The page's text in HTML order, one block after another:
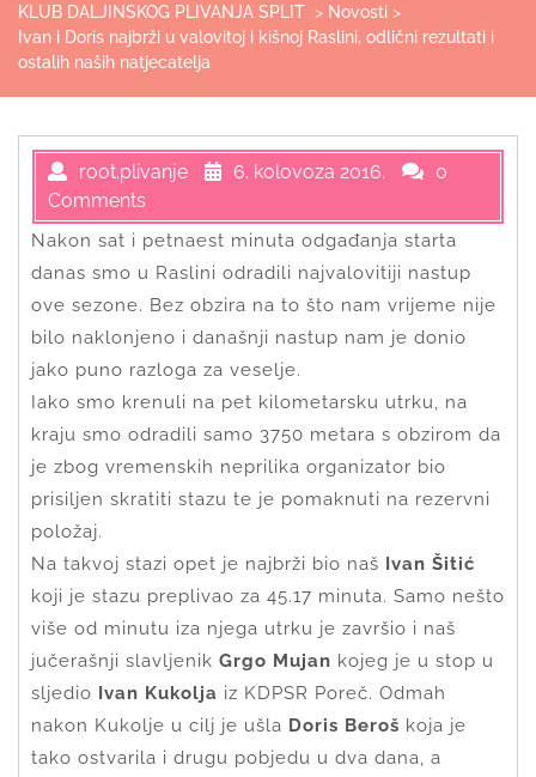
KLUB DALJINSKOG PLIVANJA SPLIT > Novosti >
Ivan i Doris najbrži u valovitoj i kišnoj Raslini, odlični rezultati i
ostalih naših natjecatelja
root.plivanje 6. kolovoza 2016.
0
Comments
Nakon sat i petnaest minuta odgađanja starta
danas smo u Raslini odradili najvalovitiji nastup
ove sezone. Bez obzira na to što nam vrijeme nije
bilo naklonjeno i današnji nastup nam je donio
jako puno razloga za veselje.
Iako smo krenuli na pet kilometarsku utrku, na
kraju smo odradili samo 3750 metara s obzirom da
je zbog vremenskih neprilika organizator bio
prisiljen skratiti stazu te je pomaknuti na rezervni
položaj.
Na takvoj stazi opet je najbrži bio naš Ivan Šitić
koji je stazu preplivao za 45.17 minuta. Samo nešto
više od minutu iza njega utrku je završio i naš
jučerašnji slavljenik Grgo Mujan kojeg je u stop u
sljedio Ivan Kukolja iz KDPSR Poreč. Odmah
nakon Kukolje u cilj je ušla Doris Beroš koja je
tako ostvarila i drugu pobjedu u dva dana, a